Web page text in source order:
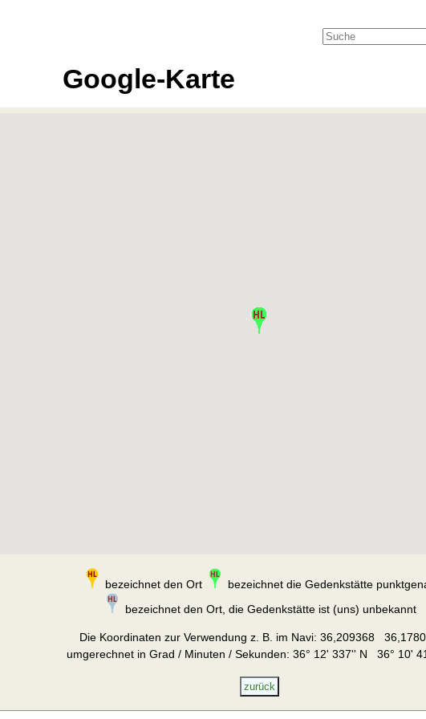
Google-Karte
bezeichnet den Ort
bezeichnet die Gedenkstätte
bezeichnet den Ort, die Gedenkstätte ist (uns) unbekannt
Die Koordinaten zur Verwendung z. B. im Navi: 36,209368
umgerechnet in Grad / Minuten / Sekunden: 36° 12' 337'' N 36° 10'